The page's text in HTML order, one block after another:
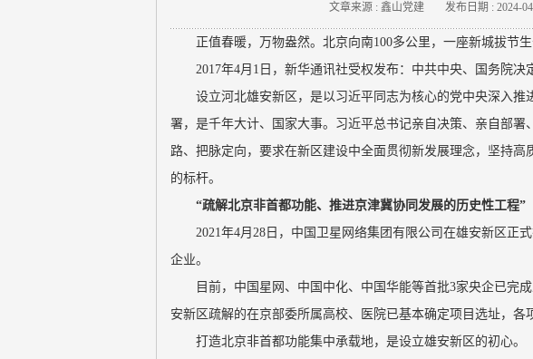
文章来源 : 鑫山党建 发布日期 : 2024-
正值春暖，万物盎然。北京向南100多公里，一座新城拔节生
2017年4月1日，新华通讯社受权发布：中共中央、国务院决
设立河北雄安新区，是以习近平同志为核心的党中央深入推
署，是千年大计、国家大事。习近平总书记亲自决策、亲自部
路、把脉定向，要求在新区建设中全面贯彻新发展理念，坚持
的标杆。
“疏解北京非首都功能、推进京津冀协同发展的历史性工程”
2021年4月28日，中国卫星网络集团有限公司在雄安新区正
企业。
目前，中国星网、中国中化、中国华能等首批3家央企已完
安新区疏解的在京部委所属高校、医院已基本确定项目选址，各
打造北京非首都功能集中承载地，是设立雄安新区的初心。